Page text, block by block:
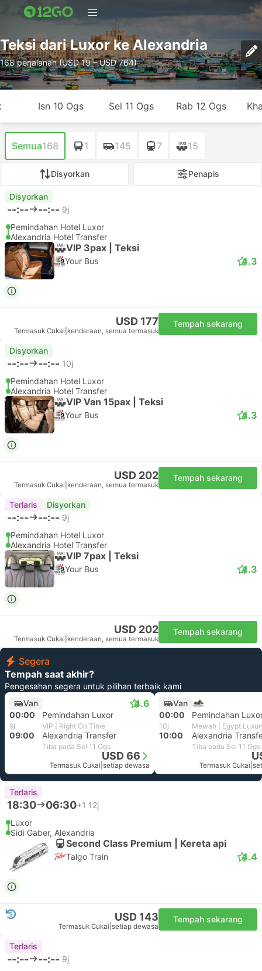
Teksi dari Luxor ke Alexandria
168 perjalanan (USD 19 – USD 764)
Isn 10 Ogs Sel 11 Ogs Rab 12 Ogs
Semua168 1 145 7 15
Disyorkan Penapis
Disyorkan
--:-- --:-- 9j
Pemindahan Hotel Luxor
Alexandria Hotel Transfer
VIP 3pax | Teksi
Your Bus 4.3
USD 177
Termasuk Cukai kenderaan, semua termasuk
Tempah sekarang
Disyorkan
--:-- --:-- 10j
Pemindahan Hotel Luxor
Alexandria Hotel Transfer
VIP Van 15pax | Teksi
Your Bus 4.3
USD 202
Termasuk Cukai kenderaan, semua termasuk
Tempah sekarang
Terlaris Disyorkan
--:-- --:-- 9j
Pemindahan Hotel Luxor
Alexandria Hotel Transfer
VIP 7pax | Teksi
Your Bus 4.3
USD 202
Termasuk Cukai kenderaan, semua termasuk
Tempah sekarang
Segera
Tempah saat akhir?
Pengesahan segera untuk pilihan terbaik kami
Van
4.6
00:00 Pemindahan Luxor
9j VIP | Right On Time
09:00 Alexandria Transfer
Tiba pada Sel 11 Ogs
USD 66
Termasuk Cukai setiap dewasa
Van
00:00
Pemindahan
10j
10:00 Alexandria
Tiba pada Sel 11 Ogs
Termasuk Cukai
Terlaris
18:30 06:30+1 12j
Luxor
Sidi Gaber, Alexandria
Second Class Premium | Kereta api
Talgo Train 4.4
USD 143
Termasuk Cukai setiap dewasa
Tempah sekarang
Terlaris
--:-- --:-- 9j